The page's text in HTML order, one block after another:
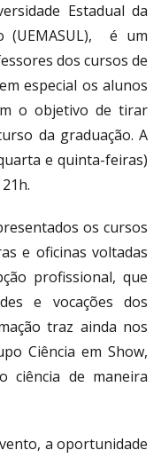
Estadual da
(UEMASUL), é um
dos cursos de
especial os alunos
o objetivo de tirar
da graduação. A
e quinta-feiras)
os cursos
e oficinas voltadas
profissional, que
e vocações dos
traz ainda nos
Ciência em Show,
ciência de maneira
a oportunidade